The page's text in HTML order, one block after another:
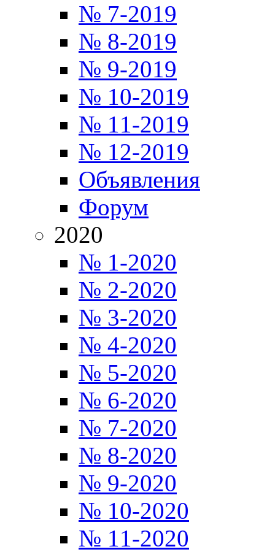
№ 7-2019
№ 8-2019
№ 9-2019
№ 10-2019
№ 11-2019
№ 12-2019
Объявления
Форум
2020
№ 1-2020
№ 2-2020
№ 3-2020
№ 4-2020
№ 5-2020
№ 6-2020
№ 7-2020
№ 8-2020
№ 9-2020
№ 10-2020
№ 11-2020